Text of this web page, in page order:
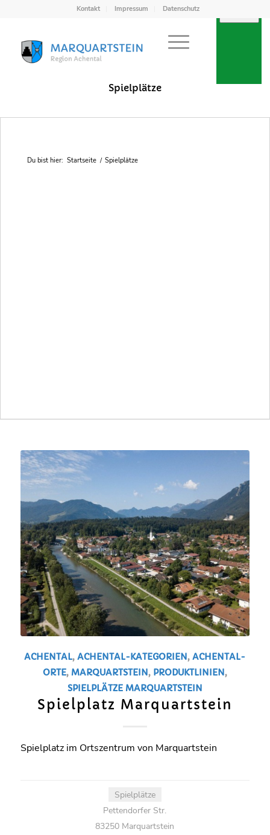
Kontakt Impressum Datenschutz
Du bist hier: Startseite / Spielplätze
Spielplätze
ACHENTAL,ACHENTAL-KATEGORIEN,ACHENTAL-
ORTE, MARQUARTSTEIN, PRODUKTLINIEN,
SPIELPLÄTZE MARQUARTSTEIN
Spielplatz Marquartstein
Spielplatz im Ortszentrum von Marquartstein
Spielplätze
Pettendorfer Str.
83250 Marquartstein